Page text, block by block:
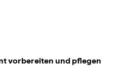
vorbereiten und pflegen